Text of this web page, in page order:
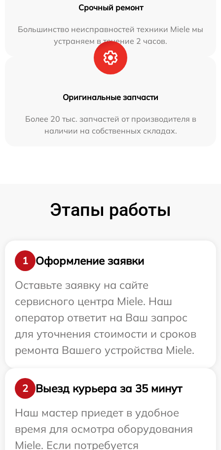
Срочный ремонт
Большинство неисправностей техники Miele мы
устраняем в течение 2 часов.
Оригинальные запчасти
Более 20 тыс. запчастей от производителя в
наличии на собственных складах.
Этапы работы
1
Оформление заявки
Оставьте заявку на сайте
сервисного центра Miele. Наш
оператор ответит на Ваш запрос
для уточнения стоимости и сроков
ремонта Вашего устройства Miele.
2
Выезд курьера за 35 минут
Наш мастер приедет в удобное
время для осмотра оборудования
Miele. Если потребуется